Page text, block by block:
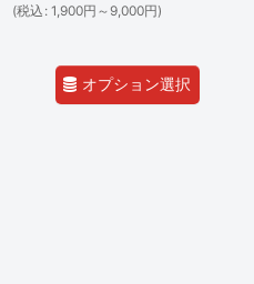
(税込 : 1,900円 ～9,000円)
オプション選択